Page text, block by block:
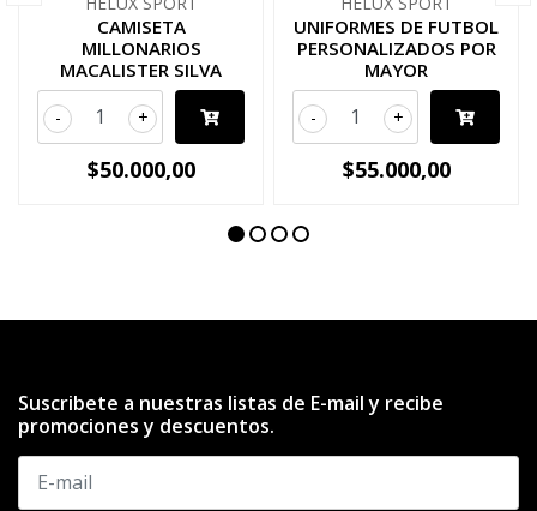
CAMISETA
MILLONARIOS
MACALISTER SILVA
+
-
$50.000,00
UNIFORMES DE FUTBOL
PERSONALIZADOS POR
MAYOR
+
-
$55.000,00
Suscribete a nuestras listas de E-mail y recibe
promociones y descuentos.